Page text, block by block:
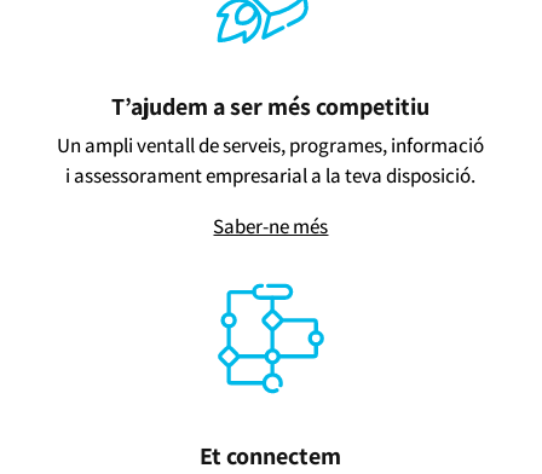
T’ajudem a ser més competitiu
Un ampli ventall de serveis, programes, informació
i assessorament empresarial a la teva disposició.
Saber-ne més
Et connectem